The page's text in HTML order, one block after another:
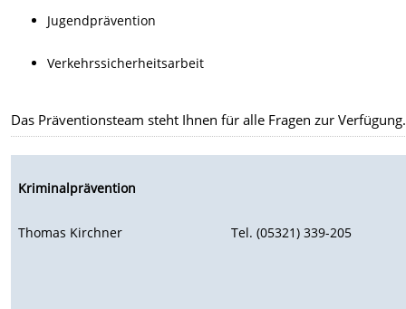
Jugendprävention
Verkehrssicherheitsarbeit
Das Präventionsteam steht Ihnen für alle Fragen zur Verfügung.
Kriminalprävention
Thomas Kirchner Tel. (05321) 339-205